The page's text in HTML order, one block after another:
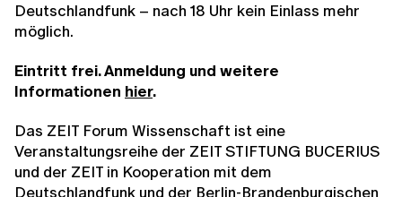
Deutschlandfunk – nach 18 Uhr kein Einlass mehr
möglich.
Eintritt frei. Anmeldung und weitere
Informationen hier.
Das ZEIT Forum Wissenschaft ist eine
Veranstaltungsreihe der ZEIT STIFTUNG BUCERIUS
und der ZEIT in Kooperation mit dem
Deutschlandfunk und der Berlin-Brandenburgischen